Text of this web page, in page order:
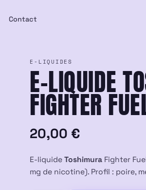
Contact
E-LIQUIDES
E-LIQUIDE
FIGHTER
20,00 €
E-liquideToshimura Fighter
mg de nicotine). Profil : poire,